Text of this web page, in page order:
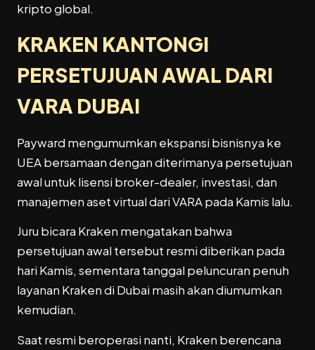
kripto global.
KRAKEN KANTONGI
PERSETUJUAN AWAL DARI
VARA DUBAI
Payward mengumumkan ekspansi bisnisnya ke
UEA bersamaan dengan diterimanya persetujuan
awal untuk lisensi broker-dealer, investasi, dan
manajemen aset virtual dari VARA pada Kamis lalu.
Juru bicara Kraken mengatakan bahwa
persetujuan awal tersebut resmi diberikan pada
hari Kamis, sementara tanggal peluncuran penuh
layanan Kraken di Dubai masih akan diumumkan
kemudian.
Saat resmi beroperasi nanti, Kraken berencana